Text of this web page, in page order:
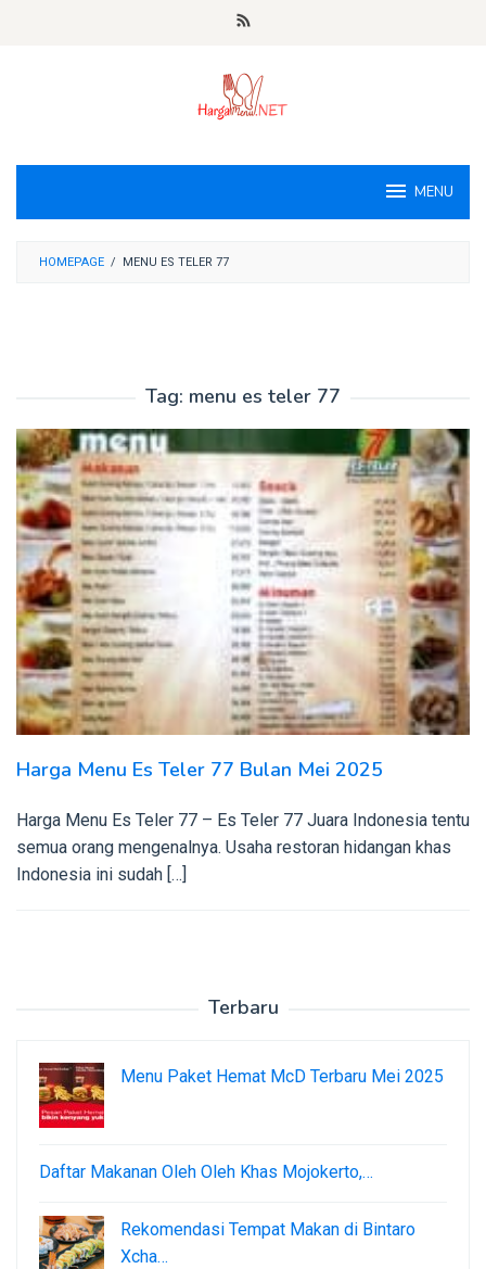
MENU
HOMEPAGE / MENU ES TELER 77
Tag: menu es teler 77
Harga Menu Es Teler 77 Bulan Mei 2025
Harga Menu Es Teler 77 – Es Teler 77 Juara Indonesia tentu
semua orang mengenalnya. Usaha restoran hidangan khas
Indonesia ini sudah […]
Terbaru
Menu Paket Hemat McD Terbaru Mei 2025
Daftar Makanan Oleh Oleh Khas Mojokerto,…
Rekomendasi Tempat Makan di Bintaro
Xcha…